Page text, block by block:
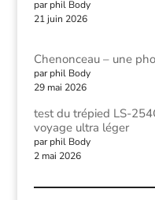
par phil Body
21 juin 2026
Chenonceau – une
par phil Body
29 mai 2026
test du trépied LS-
voyage ultra léger
par phil Body
2 mai 2026